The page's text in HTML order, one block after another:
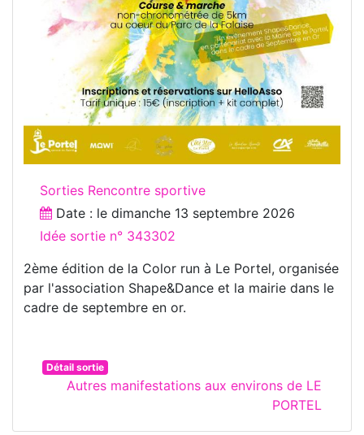
Sorties Rencontre sportive
Date : le dimanche 13 septembre 2026
Idée sortie n° 343302
2ème édition de la Color run à Le Portel, organisée
par l'association Shape&Dance et la mairie dans le
cadre de septembre en or.
Détail sortie
Autres manifestations aux environs de LE
PORTEL